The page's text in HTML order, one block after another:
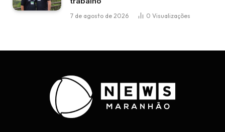
7 de agosto de 2026 0 Visualizações